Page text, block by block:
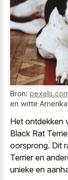
Bron:
en witte
Het ontdekken
Black Rat
oorsprong. Dit
Terrier en
unieke en